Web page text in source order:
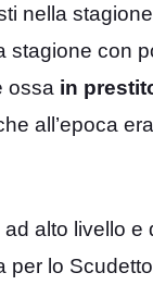
nella
stagione con
ossa in
all’epoca
alto livello e
per lo